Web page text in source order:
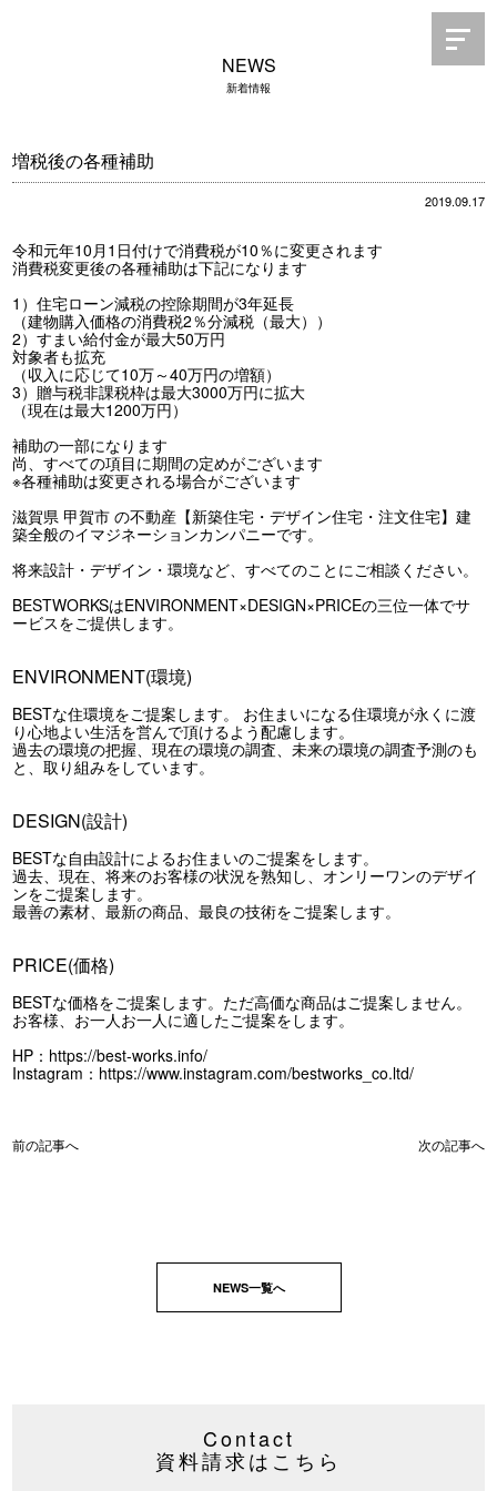
NEWS
新着情報
増税後の各種補助
2019.09.17
令和元年10月1日付けで消費税が10％に変更されます
消費税変更後の各種補助は下記になります
1）住宅ローン減税の控除期間が3年延長
（建物購入価格の消費税2％分減税（最大））
2）すまい給付金が最大50万円
対象者も拡充
（収入に応じて10万～40万円の増額）
3）贈与税非課税枠は最大3000万円に拡大
（現在は最大1200万円）
補助の一部になります
尚、すべての項目に期間の定めがございます
※各種補助は変更される場合がございます
滋賀県 甲賀市 の不動産【新築住宅・デザイン住宅・注文住宅】建
築全般のイマジネーションカンパニーです。
将来設計・デザイン・環境など、すべてのことにご相談ください。
BESTWORKSはENVIRONMENT×DESIGN×PRICEの三位一体でサ
ービスをご提供します。
ENVIRONMENT(環境)
BESTな住環境をご提案します。 お住まいになる住環境が永くに渡
り心地よい生活を営んで頂けるよう配慮します。
過去の環境の把握、現在の環境の調査、未来の環境の調査予測のも
と、取り組みをしています。
DESIGN(設計)
BESTな自由設計によるお住まいのご提案をします。
過去、現在、将来のお客様の状況を熟知し、オンリーワンのデザイ
ンをご提案します。
最善の素材、最新の商品、最良の技術をご提案します。
PRICE(価格)
BESTな価格をご提案します。ただ高価な商品はご提案しません。
お客様、お一人お一人に適したご提案をします。
HP： https://best-works.info/
Instagram： https://www.instagram.com/bestworks_co.ltd/
前の記事へ 次の記事へ
NEWS一覧へ
Contact
資料請求はこちら